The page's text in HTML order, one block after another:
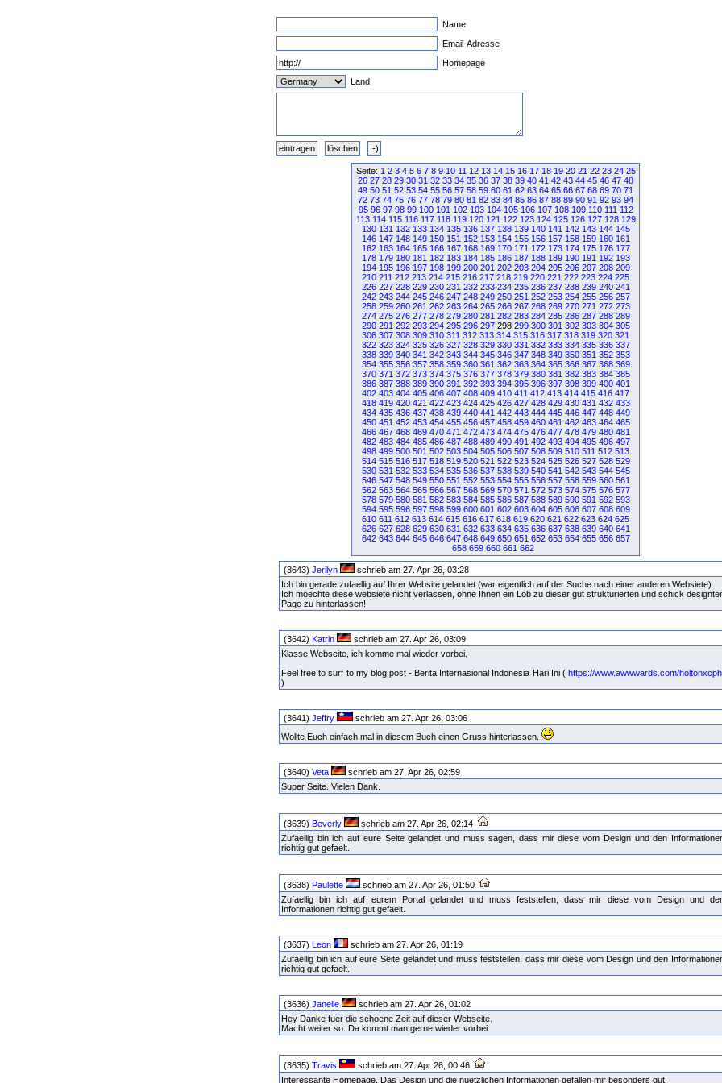
Name
Email-Adresse
Homepage
Land
Seite: 1 2 3 4 5 6 7 8 9 10 11 12 13 14 15 16 17 18 19 20 21 22 23 24 25
26 27 28 29 30 31 32 33 34 35 36 37 38 39 40 41 42 43 44 45 46 47 48
49 50 51 52 53 54 55 56 57 58 59 60 61 62 63 64 65 66 67 68 69 70 71
72 73 74 75 76 77 78 79 80 81 82 83 84 85 86 87 88 89 90 91 92 93 94
95 96 97 98 99 100 101 102 103 104 105 106 107 108 109 110 111 112
113 114 115 116 117 118 119 120 121 122 123 124 125 126 127 128 129
130 131 132 133 134 135 136 137 138 139 140 141 142 143 144 145
146 147 148 149 150 151 152 153 154 155 156 157 158 159 160 161
162 163 164 165 166 167 168 169 170 171 172 173 174 175 176 177
178 179 180 181 182 183 184 185 186 187 188 189 190 191 192 193
194 195 196 197 198 199 200 201 202 203 204 205 206 207 208 209
210 211 212 213 214 215 216 217 218 219 220 221 222 223 224 225
226 227 228 229 230 231 232 233 234 235 236 237 238 239 240 241
242 243 244 245 246 247 248 249 250 251 252 253 254 255 256 257
258 259 260 261 262 263 264 265 266 267 268 269 270 271 272 273
274 275 276 277 278 279 280 281 282 283 284 285 286 287 288 289
290 291 292 293 294 295 296 297298 299 300 301 302 303 304 305
306 307 308 309 310 311 312 313 314 315 316 317 318 319 320 321
322 323 324 325 326 327 328 329 330 331 332 333 334 335 336 337
338 339 340 341 342 343 344 345 346 347 348 349 350 351 352 353
354 355 356 357 358 359 360 361 362 363 364 365 366 367 368 369
370 371 372 373 374 375 376 377 378 379 380 381 382 383 384 385
386 387 388 389 390 391 392 393 394 395 396 397 398 399 400 401
402 403 404 405 406 407 408 409 410 411 412 413 414 415 416 417
418 419 420 421 422 423 424 425 426 427 428 429 430 431 432 433
434 435 436 437 438 439 440 441 442 443 444 445 446 447 448 449
450 451 452 453 454 455 456 457 458 459 460 461 462 463 464 465
466 467 468 469 470 471 472 473 474 475 476 477 478 479 480 481
482 483 484 485 486 487 488 489 490 491 492 493 494 495 496 497
498 499 500 501 502 503 504 505 506 507 508 509 510 511 512 513
514 515 516 517 518 519 520 521 522 523 524 525 526 527 528 529
530 531 532 533 534 535 536 537 538 539 540 541 542 543 544 545
546 547 548 549 550 551 552 553 554 555 556 557 558 559 560 561
562 563 564 565 566 567 568 569 570 571 572 573 574 575 576 577
578 579 580 581 582 583 584 585 586 587 588 589 590 591 592 593
594 595 596 597 598 599 600 601 602 603 604 605 606 607 608 609
610 611 612 613 614 615 616 617 618 619 620 621 622 623 624 625
626 627 628 629 630 631 632 633 634 635 636 637 638 639 640 641
642 643 644 645 646 647 648 649 650 651 652 653 654 655 656 657
658 659 660 661 662
(3643) Jerilyn
schrieb am 27. Apr 26, 03:28
Ich bin gerade zufaellig auf Ihrer Website gelandet (war eigentlich auf der Suche nach einer anderen Websiete).
Ich moechte diese websiete nicht verlassen, ohne Ihnen ein Lob zu dieser gut strukturierten und schick
Page zu hinterlassen!
(3642) Katrin
schrieb am 27. Apr 26, 03:09
Klasse Webseite, ich komme mal wieder vorbei.
Feel free to surf to my blog post - Berita Internasional Indonesia Hari Ini ( https://www.awwwards.com/
)
(3641) Jeffry
schrieb am 27. Apr 26, 03:06
Wollte Euch einfach mal in diesem Buch einen Gruss hinterlassen.
(3640) Veta
schrieb am 27. Apr 26, 02:59
Super Seite. Vielen Dank.
(3639) Beverly
schrieb am 27. Apr 26, 02:14
Zufaellig bin ich auf eure Seite gelandet und muss sagen, dass mir diese vom Design und den
richtig gut gefaelt.
(3638) Paulette
schrieb am 27. Apr 26, 01:50
Zufaellig bin ich auf eurem Portal gelandet und muss feststellen, dass mir diese vom Design und
Informationen richtig gut gefaelt.
(3637) Leon
schrieb am 27. Apr 26, 01:19
Zufaellig bin ich auf eure Seite gelandet und muss feststellen, dass mir diese vom Design und den
richtig gut gefaelt.
(3636) Janelle
schrieb am 27. Apr 26, 01:02
Hey Danke fuer die schoene Zeit auf dieser Webseite.
Macht weiter so. Da kommt man gerne wieder vorbei.
(3635) Travis
schrieb am 27. Apr 26, 00:46
Interessante Homepage. Das Design und die nuetzlichen Informationen gefallen mir besonders gut.